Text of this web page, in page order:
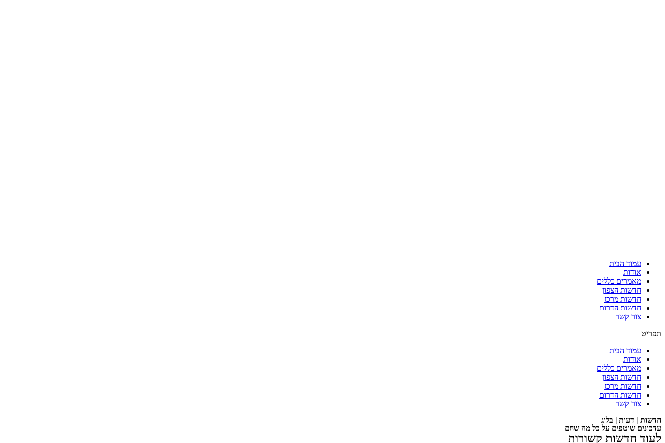
עמוד הבית
אודות
מאמרים כללים
חדשות הצפון
חדשות מרכז
חדשות הדרום
צור קשר
תפריט
עמוד הבית
אודות
מאמרים כללים
חדשות הצפון
חדשות מרכז
חדשות הדרום
צור קשר
חדשות | דעות | בלוג
עדכונים שוטפים על כל מה שחם
לעוד חדשות קשורות